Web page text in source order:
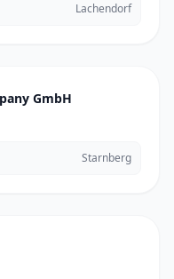
Lachendorf
GmbH
Starnberg